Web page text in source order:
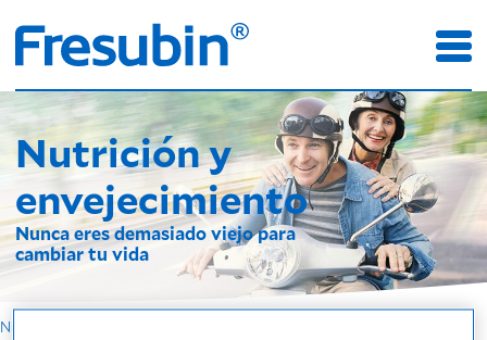
Nutrición y
envejecimiento
Nunca eres demasiado viejo para
cambiar tu vida
Nutrición para ti